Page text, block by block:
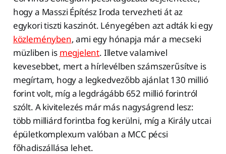
hogy a Masszi Építész Iroda tervezheti át az
egykori tiszti kaszinót. Lényegében azt adták ki egy
közleményben, ami egy hónapja már a mecseki
müzliben is megjelent. Illetve valamivel
kevesebbet, mert a hírlevélben számszerűsítve is
megírtam, hogy a legkedvezőbb ajánlat 130 millió
forint volt, míg a legdrágább 652 millió forintról
szólt. A kivitelezés már más nagyságrend lesz:
több milliárd forintba fog kerülni, míg a Király utcai
épületkomplexum valóban a MCC pécsi
főhadiszállása lehet.